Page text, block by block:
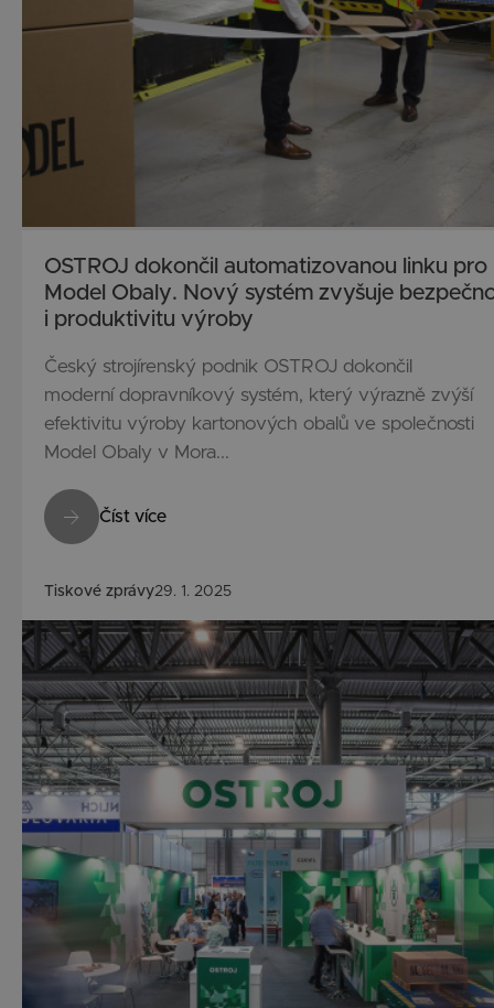
OSTROJ dokončil automatizovanou linku pro
Model Obaly. Nový systém zvyšuje
i produktivitu výroby
Český strojírenský podnik OSTROJ dokončil
moderní dopravníkový systém, který výrazně zvýší
efektivitu výroby kartonových obalů ve společnosti
Model Obaly v Mora...
Číst více
Tiskové zprávy29. 1. 2025